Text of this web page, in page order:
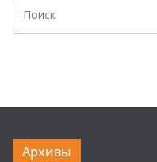
Архивы